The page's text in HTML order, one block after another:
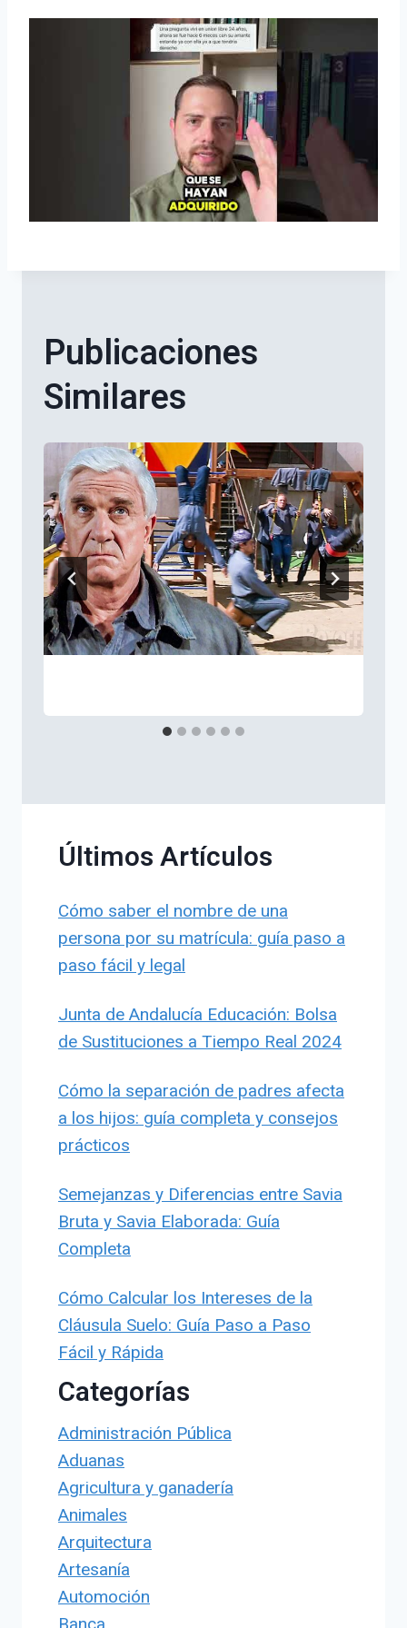
Publicaciones
Similares
Últimos Artículos
Cómo saber el nombre de una
persona por su matrícula: guía paso a
paso fácil y legal
Junta de Andalucía Educación: Bolsa
de Sustituciones a Tiempo Real 2024
Cómo la separación de padres afecta
a los hijos: guía completa y consejos
prácticos
Semejanzas y Diferencias entre Savia
Bruta y Savia Elaborada: Guía
Completa
Cómo Calcular los Intereses de la
Cláusula Suelo: Guía Paso a Paso
Fácil y Rápida
Categorías
Administración Pública
Aduanas
Agricultura y ganadería
Animales
Arquitectura
Artesanía
Automoción
Banca